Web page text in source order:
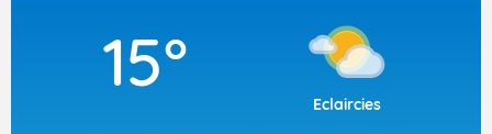
15°
Eclaircies